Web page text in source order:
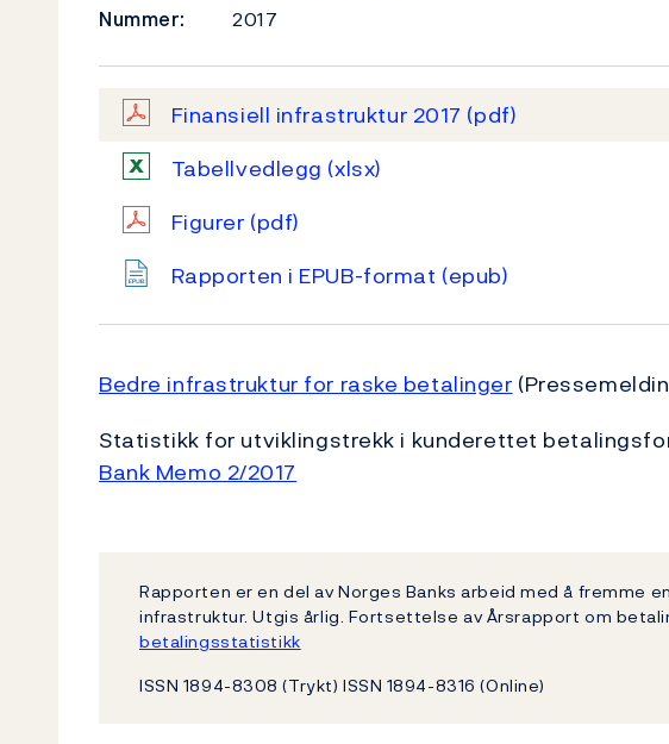
Nummer:
2017
Finansiell infrastruktur 2017 (pdf)
Tabellvedlegg (xlsx)
Figurer (pdf)
Rapporten i EPUB-format (epub)
Bedre infrastruktur for raske betalinger
Statistikk for utviklingstrekk i kunderettet
Bank Memo 2/2017
Rapporten er en del av Norges Banks arbeid med å fremme
infrastruktur. Utgis årlig. Fortsettelse av Årsrapport om
betalingsstatistikk
ISSN 1894-8308 (Trykt) ISSN 1894-8316 (Online)